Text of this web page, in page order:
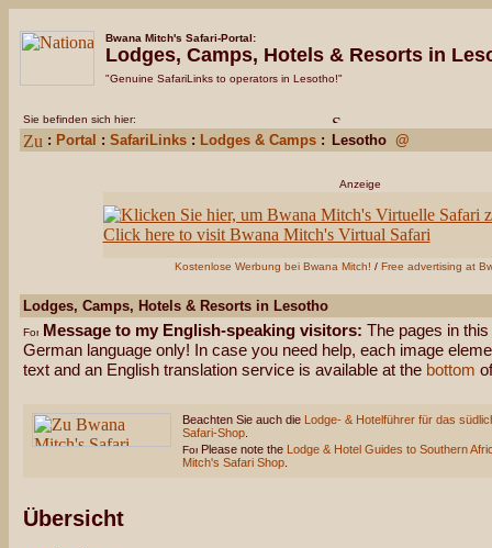
Bwana Mitch's Safari-Portal:
Lodges, Camps, Hotels & Resorts in
"Genuine SafariLinks to operators in Lesotho!"
Sie befinden sich hier:
: Portal : SafariLinks : Lodges & Camps : Lesotho @
Anzeige
Kostenlose Werbung bei Bwana Mitch! / Free advertising at
Lodges, Camps, Hotels & Resorts in Lesotho
Message to my English-speaking visitors: The pages in
German language only! In case you need help, each image
text and an English translation service is available at the bottom
Beachten Sie auch die Lodge- & Hotelführer für das
Safari-Shop
Please note the Lodge & Hotel Guides to Southern
Mitch's Safari Shop
Übersicht